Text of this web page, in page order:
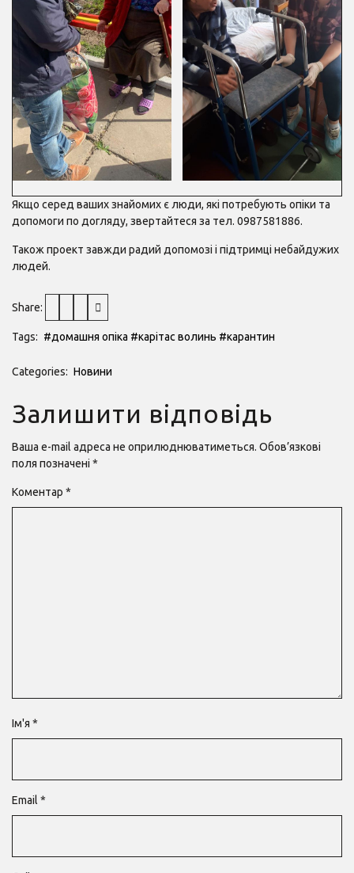
Якщо серед ваших знайомих є люди, які потребують опіки та
допомоги по догляду, звертайтеся за тел. 0987581886.
Також проект завжди радий допомозі і підтримці небайдужих
людей.
Share:
Tags: #домашня опіка #карітас волинь #карантин
Categories: Новини
Залишити відповідь
Ваша e-mail адреса не оприлюднюватиметься. Обов’язкові
поля позначені *
Коментар *
Ім'я *
Email *